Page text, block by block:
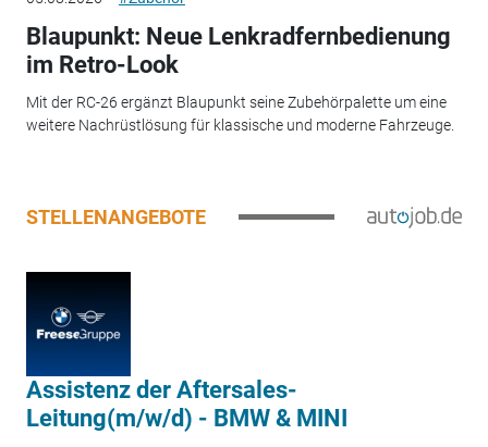
Blaupunkt: Neue Lenkradfernbedienung
im Retro-Look
Mit der RC-26 ergänzt Blaupunkt seine Zubehörpalette um eine
weitere Nachrüstlösung für klassische und moderne Fahrzeuge.
STELLENANGEBOTE
Assistenz der Aftersales-
Leitung(m/w/d) - BMW & MINI